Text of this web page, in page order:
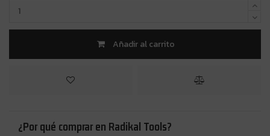
Añadir al carrito
¿Por qué comprar en Radikal Tools?